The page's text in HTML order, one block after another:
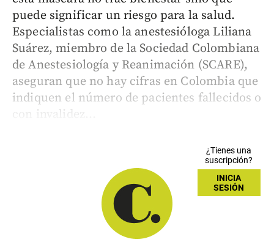
puede significar un riesgo para la salud.
Especialistas como la anestesióloga Liliana
Suárez, miembro de la Sociedad Colombiana
de Anestesiología y Reanimación (SCARE),
aseguran que no hay cifras en Colombia que
indiquen el número de pacientes fallecidos o
con invalidez...
¿Tienes una
suscripción?
INICIA
SESIÓN